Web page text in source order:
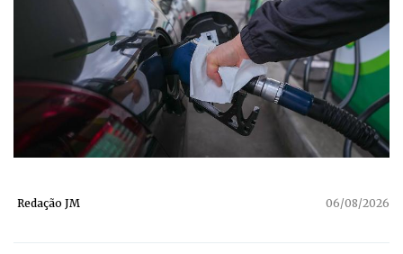
Redação JM 06/08/2026